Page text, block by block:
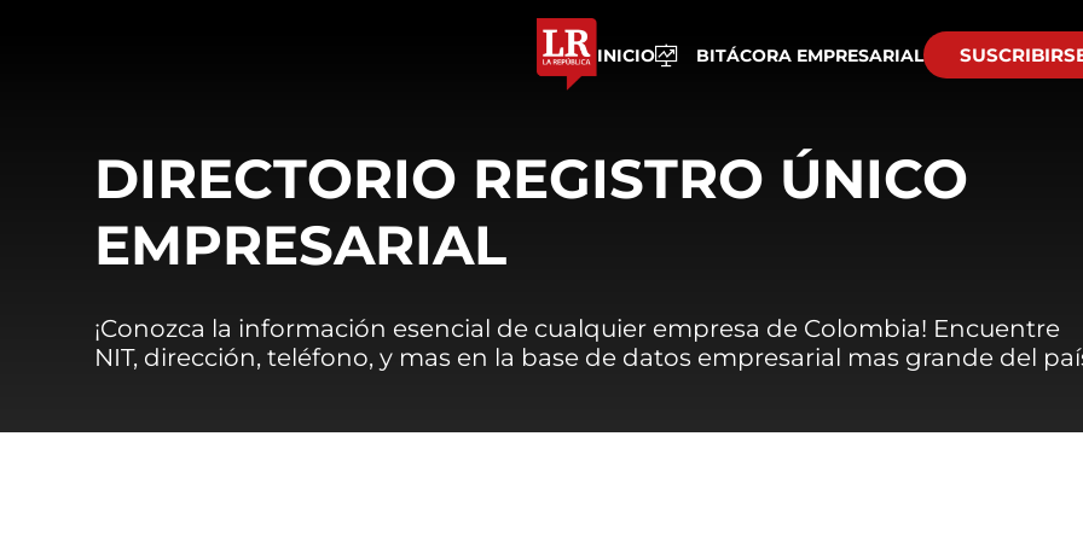
INICIO BITÁCORA EMPRESARIAL
DIRECTORIO REGISTRO ÚNICO
EMPRESARIAL
¡Conozca la información esencial de cualquier empresa de Colombia! Encuentre
NIT, dirección, teléfono, y mas en la base de datos empresarial mas grande del